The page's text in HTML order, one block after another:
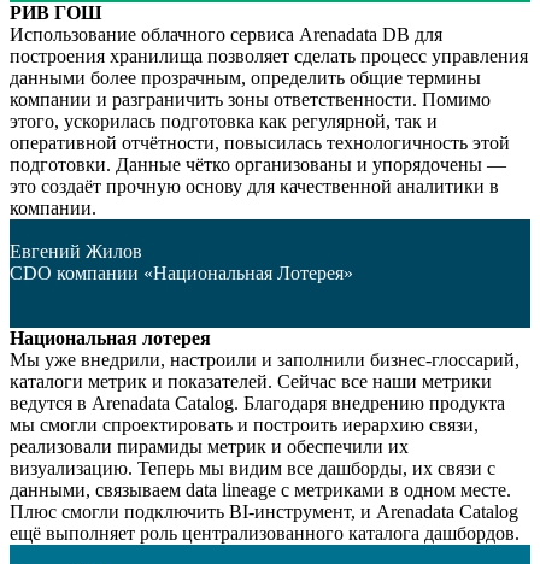
РИВ ГОШ
Использование облачного сервиса Arenadata DB для
построения хранилища позволяет сделать процесс управления
данными более прозрачным, определить общие термины
компании и разграничить зоны ответственности. Помимо
этого, ускорилась подготовка как регулярной, так и
оперативной отчётности, повысилась технологичность этой
подготовки. Данные чётко организованы и упорядочены —
это создаёт прочную основу для качественной аналитики в
компании.
Евгений Жилов
CDO компании «Национальная Лотерея»
Национальная лотерея
Мы уже внедрили, настроили и заполнили бизнес-глоссарий,
каталоги метрик и показателей. Сейчас все наши метрики
ведутся в Arenadata Catalog. Благодаря внедрению продукта
мы смогли спроектировать и построить иерархию связи,
реализовали пирамиды метрик и обеспечили их
визуализацию. Теперь мы видим все дашборды, их связи с
данными, связываем data lineage с метриками в одном месте.
Плюс смогли подключить BI-инструмент, и Arenadata Catalog
ещё выполняет роль централизованного каталога дашбордов.